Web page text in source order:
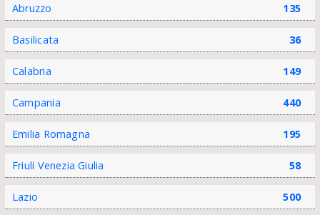
Abruzzo 135
Basilicata 36
Calabria 149
Campania 440
Emilia Romagna 195
Friuli Venezia Giulia 58
Lazio 500